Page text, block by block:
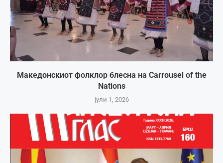
Македонскиот фолклор блесна на Carrousel of the
Nations
јули 1, 2026